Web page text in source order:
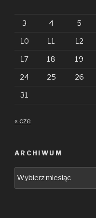
3 4 5
10 11 12
17 18 19
24 25 26
31
« cze
ARCHIWUM